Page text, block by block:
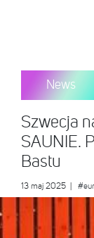
News
Szwecja
SAUNIE.
Bastu
13 maj 2025